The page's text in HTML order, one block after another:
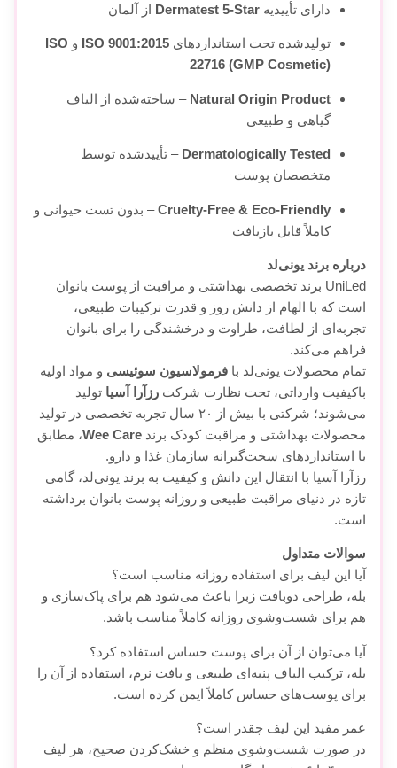
دارای تأییدیه Dermatest 5-Star از آلمان
تولید‌شده تحت استانداردهای ISO 9001:2015 و ISO
22716 (GMP Cosmetic)
Natural Origin Product – ساخته‌شده از الیاف
گیاهی و طبیعی
Dermatologically Tested – تأیید‌شده توسط
متخصصان پوست
Cruelty-Free & Eco-Friendly– بدون تست حیوانی و
کاملاً قابل بازیافت
درباره برند یونی‌لد
UniLed برند تخصصی بهداشتی و مراقبت از پوست بانوان
است که با الهام از دانش روز و قدرت ترکیبات طبیعی،
تجربه‌ای از لطافت، طراوت و درخشندگی را برای بانوان
فراهم می‌کند.
تمام محصولات یونی‌لد با فرمولاسیون سوئیسی و مواد اولیه
باکیفیت وارداتی، تحت نظارت شرکت رزآرا آسیا تولید
می‌شوند؛ شرکتی با بیش از ۲۰ سال تجربه تخصصی در تولید
محصولات بهداشتی و مراقبت کودک برند Wee Care، مطابق
با استانداردهای سخت‌گیرانه سازمان غذا و دارو.
رزآرا آسیا با انتقال این دانش و کیفیت به برند یونی‌لد، گامی
تازه در دنیای مراقبت طبیعی و روزانه پوست بانوان برداشته
است.
سوالات متداول
آیا این لیف برای استفاده روزانه مناسب است؟
بله، طراحی دو‌بافت زبرا باعث می‌شود هم برای پاک‌سازی و
هم برای شست‌وشوی روزانه کاملاً مناسب باشد.
آیا می‌توان از آن برای پوست حساس استفاده کرد؟
بله، ترکیب الیاف پنبه‌ای طبیعی و بافت نرم، استفاده از آن را
برای پوست‌های حساس کاملاً ایمن کرده است.
عمر مفید این لیف چقدر است؟
در صورت شست‌وشوی منظم و خشک‌کردن صحیح، هر لیف